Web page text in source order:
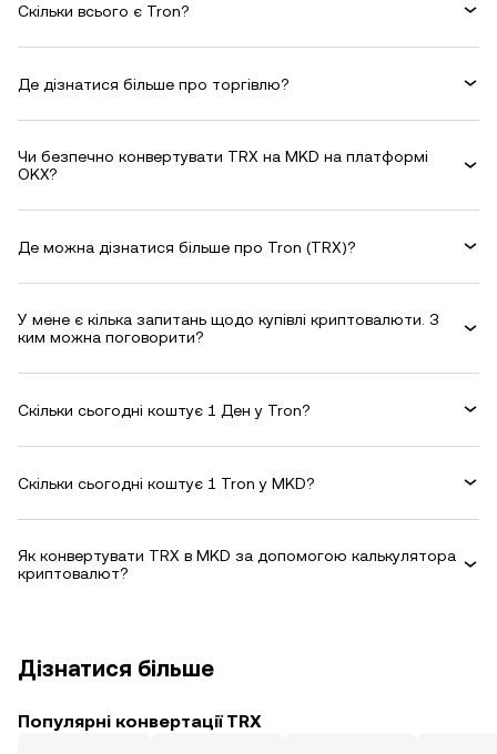
Скільки всього є Tron?
Де дізнатися більше про торгівлю?
Чи безпечно конвертувати TRX на MKD на платформі
OKX?
Де можна дізнатися більше про Tron (TRX)?
У мене є кілька запитань щодо купівлі криптовалюти. З
ким можна поговорити?
Скільки сьогодні коштує 1 Ден у Tron?
Скільки сьогодні коштує 1 Tron у MKD?
Як конвертувати TRX в MKD за допомогою калькулятора
криптовалют?
Дізнатися більше
Популярні конвертації TRX